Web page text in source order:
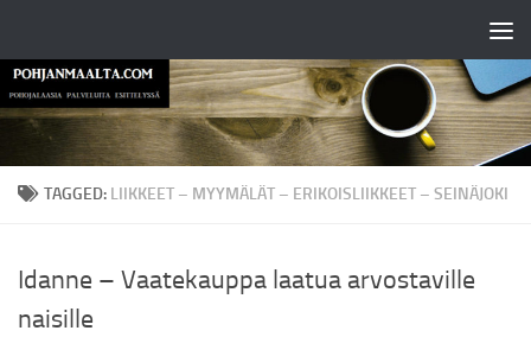
TAGGED: LIIKKEET – MYYMÄLÄT – ERIKOISLIIKKEET – SEINÄJOKI
Idanne – Vaatekauppa laatua arvostaville
naisille